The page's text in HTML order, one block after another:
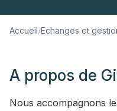
Accueil/Echanges et
A propos de
Nous accompagnons